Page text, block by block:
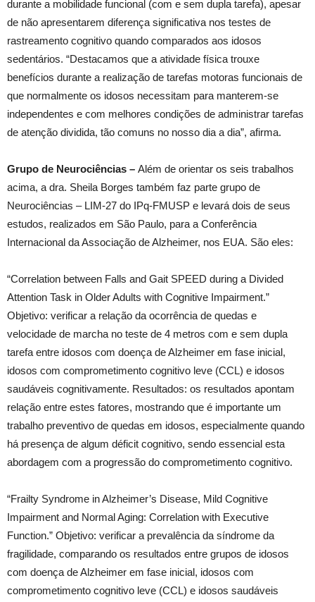
durante a mobilidade funcional (com e sem dupla tarefa), apesar
de não apresentarem diferença significativa nos testes de
rastreamento cognitivo quando comparados aos idosos
sedentários. “Destacamos que a atividade física trouxe
benefícios durante a realização de tarefas motoras funcionais de
que normalmente os idosos necessitam para manterem-se
independentes e com melhores condições de administrar tarefas
de atenção dividida, tão comuns no nosso dia a dia”, afirma.
Grupo de Neurociências – Além de orientar os seis trabalhos
acima, a dra. Sheila Borges também faz parte grupo de
Neurociências – LIM-27 do IPq-FMUSP e levará dois de seus
estudos, realizados em São Paulo, para a Conferência
Internacional da Associação de Alzheimer, nos EUA. São eles:
“Correlation between Falls and Gait SPEED during a Divided
Attention Task in Older Adults with Cognitive Impairment.”
Objetivo: verificar a relação da ocorrência de quedas e
velocidade de marcha no teste de 4 metros com e sem dupla
tarefa entre idosos com doença de Alzheimer em fase inicial,
idosos com comprometimento cognitivo leve (CCL) e idosos
saudáveis cognitivamente. Resultados: os resultados apontam
relação entre estes fatores, mostrando que é importante um
trabalho preventivo de quedas em idosos, especialmente quando
há presença de algum déficit cognitivo, sendo essencial esta
abordagem com a progressão do comprometimento cognitivo.
“Frailty Syndrome in Alzheimer’s Disease, Mild Cognitive
Impairment and Normal Aging: Correlation with Executive
Function.” Objetivo: verificar a prevalência da síndrome da
fragilidade, comparando os resultados entre grupos de idosos
com doença de Alzheimer em fase inicial, idosos com
comprometimento cognitivo leve (CCL) e idosos saudáveis